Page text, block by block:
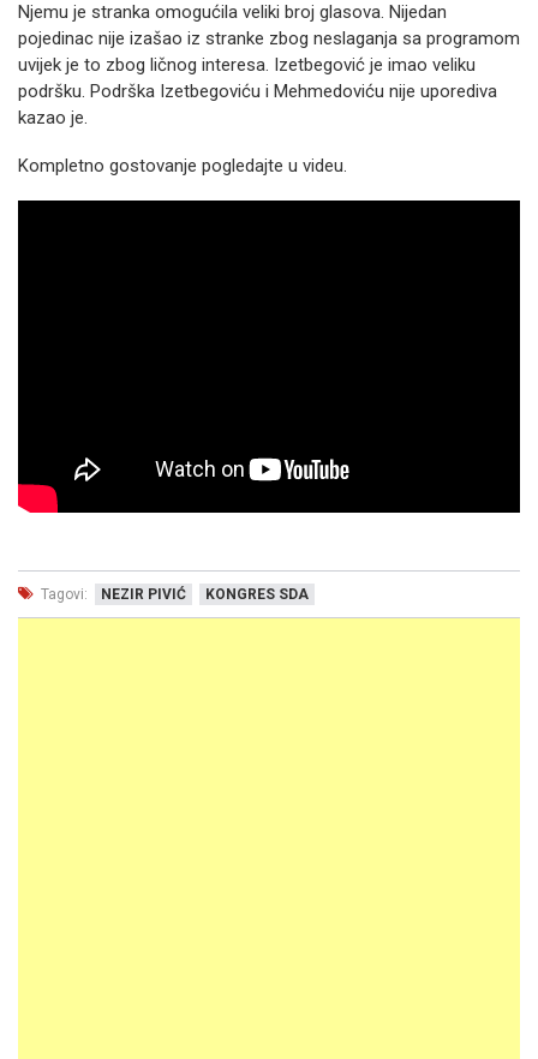
Njemu je stranka omogućila veliki broj glasova. Nijedan
pojedinac nije izašao iz stranke zbog neslaganja sa programom
uvijek je to zbog ličnog interesa. Izetbegović je imao veliku
podršku. Podrška Izetbegoviću i Mehmedoviću nije uporediva
kazao je.
Kompletno gostovanje pogledajte u videu.
Tagovi: NEZIR PIVIĆ KONGRES SDA